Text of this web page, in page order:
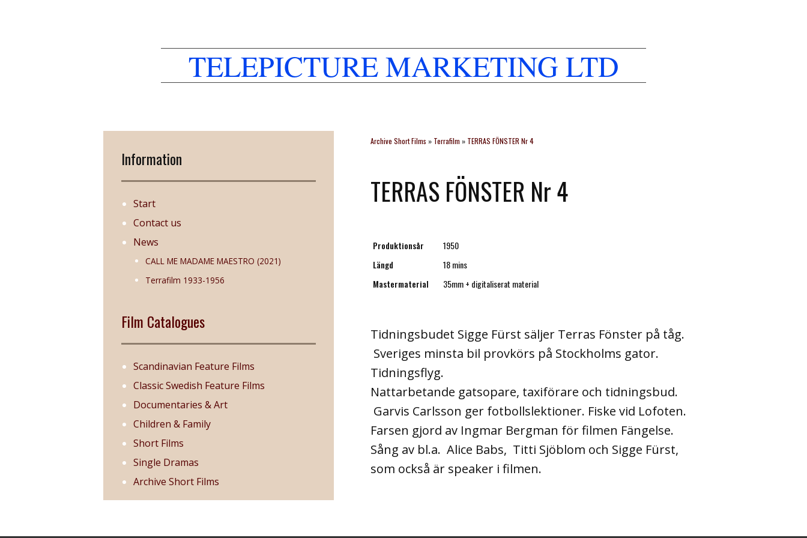
TELEPICTURE MARKETING LTD
Information
Start
Contact us
News
CALL ME MADAME MAESTRO (2021)
Terrafilm 1933-1956
Film Catalogues
Scandinavian Feature Films
Classic Swedish Feature Films
Documentaries & Art
Children & Family
Short Films
Single Dramas
Archive Short Films
Archive Short Films » Terrafilm » TERRAS FÖNSTER Nr 4
TERRAS FÖNSTER Nr 4
Produktionsår
1950
Längd
18 mins
Mastermaterial
35mm + digitaliserat material
Tidningsbudet Sigge Fürst säljer Terras Fönster på tåg.
Sveriges minsta bil provkörs på Stockholms gator.
Tidningsflyg.
Nattarbetande gatsopare, taxiförare och tidningsbud.
Garvis Carlsson ger fotbollslektioner. Fiske vid Lofoten.
Farsen gjord av Ingmar Bergman för filmen Fängelse.
Sång av bl.a. Alice Babs, Titti Sjöblom och Sigge Fürst,
som också är speaker i filmen.